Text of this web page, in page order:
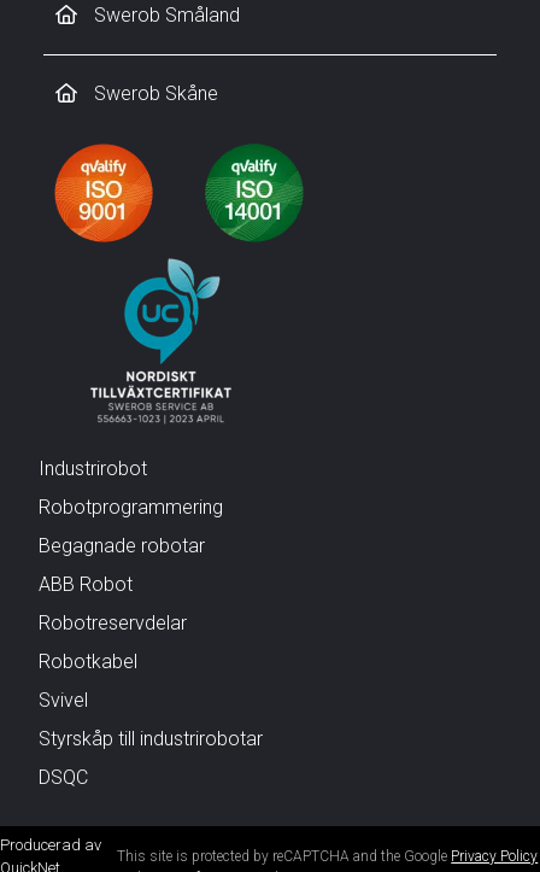
Swerob Småland
Swerob Skåne
Industrirobot
Robotprogrammering
Begagnade robotar
ABB Robot
Robotreservdelar
Robotkabel
Svivel
Styrskåp till industrirobotar
DSQC
Producerad av
QuickNet
This site is protected by reCAPTCHA and the Google Privacy Policy